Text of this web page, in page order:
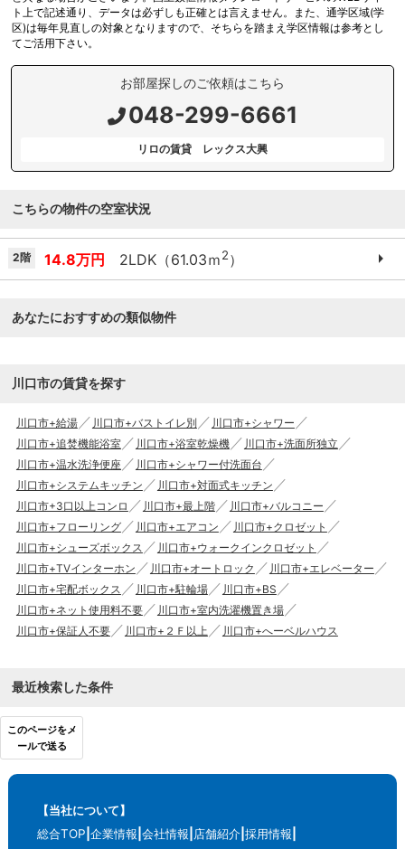
ト上で記述通り、データは必ずしも正確とは言えません。また、通学区域(学
区)は毎年見直しの対象となりますので、そちらを踏まえ学区情報は参考とし
てご活用下さい。
お部屋探しのご依頼はこちら
048-299-6661
リロの賃貸 レックス大興
こちらの物件の空室状況
2階 14.8万円 2LDK（61.03ｍ2）
あなたにおすすめの類似物件
川口市の賃貸を探す
川口市+給湯 川口市+バストイレ別
川口市+シャワー
川口市+追焚機能浴室
川口市+浴室乾燥機
川口市+洗面所独立
川口市+温水洗浄便座
川口市+シャワー付洗面台
川口市+システムキッチン
川口市+対面式キッチン
川口市+3口以上コンロ
川口市+最上階
川口市+バルコニー
川口市+フローリング
川口市+エアコン
川口市+クロゼット
川口市+シューズボックス
川口市+ウォークインクロゼット
川口市+TVインターホン
川口市+オートロック
川口市+エレベーター
川口市+宅配ボックス
川口市+駐輪場
川口市+BS
川口市+ネット使用料不要
川口市+室内洗濯機置き場
川口市+保証人不要
川口市+２Ｆ以上 川口市+へーベルハウス
最近検索した条件
このページをメ
ールで送る
【当社について】
総合TOP 企業情報 会社情報 店舗紹介 採用情報